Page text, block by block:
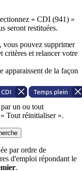
« CDI (941) »
seront restituées.
vous pouvez supprimer
critères et relancer votre
apparaissent de la façon
un ou tout
Tout réinitialiser ».
par ordre de
d'emploi répondant le
.